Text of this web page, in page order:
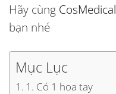
Hãy cùng
bạn nhé
Mục Lục
1. Có 1 hoa tay